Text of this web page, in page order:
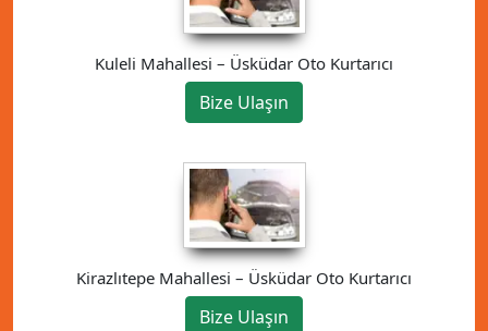
Kuleli Mahallesi – Üsküdar Oto Kurtarıcı
Bize Ulaşın
Kirazlıtepe Mahallesi – Üsküdar Oto Kurtarıcı
Bize Ulaşın